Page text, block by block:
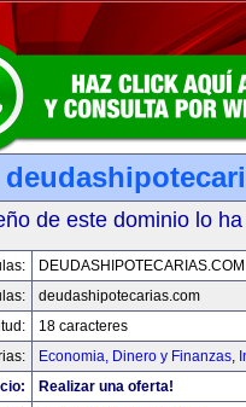
de este dominio lo
DEUDASHIPOTECARIAS.COM
deudashipotecarias.com
18 caracteres
Economia, Dinero y Finanzas,
Realizar una oferta!